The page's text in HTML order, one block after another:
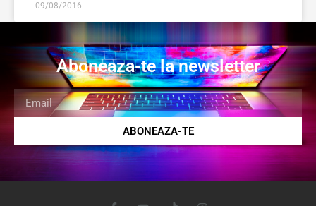
09/08/2016
Aboneaza-te la newsletter
ABONEAZA-TE